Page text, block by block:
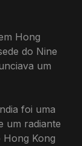
Hong
do Nine
um
foi uma
um radiante
Kong